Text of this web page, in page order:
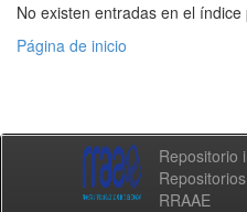
No existen entradas en el
Página de inicio
Repositorio
RRAAE